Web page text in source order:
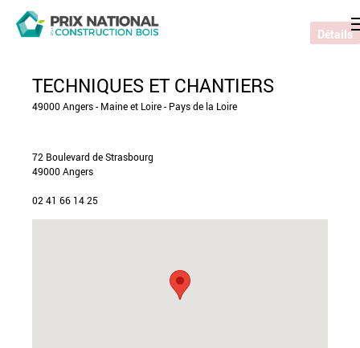
TECHNIQUES ET CHANTIERS
49000 Angers - Maine et Loire - Pays de la Loire
72 Boulevard de Strasbourg
49000 Angers
02 41 66 14 25
Détails